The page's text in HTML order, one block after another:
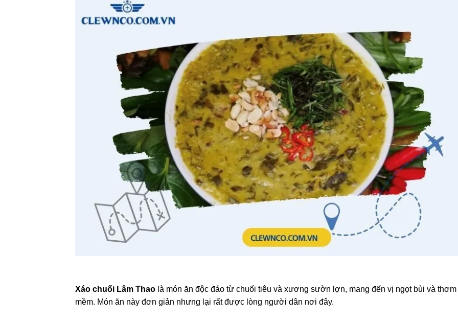
Xáo chuối Lâm Thao là món ăn độc đáo từ chuối tiêu và xương sườn lợn, mang đến vị ngọt bùi và thơm
mềm. Món ăn này đơn giản nhưng lại rất được lòng người dân nơi đây.